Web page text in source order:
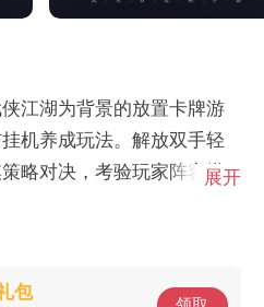
展开
江湖为背景的放置卡牌游
机养成玩法。解放双手轻
略对决，考验玩家阵容搭
包